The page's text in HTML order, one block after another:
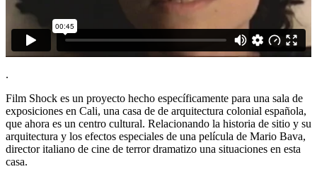
.
Film Shock es un proyecto hecho específicamente para una sala de
exposiciones en Cali, una casa de de arquitectura colonial española,
que ahora es un centro cultural. Relacionando la historia de sitio y su
arquitectura y los efectos especiales de una película de Mario Bava,
director italiano de cine de terror dramatizo una situaciones en esta
casa.